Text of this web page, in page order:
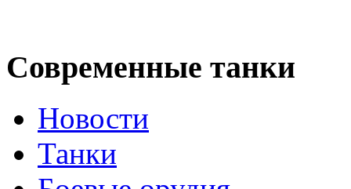
Современные танки
Новости
Танки